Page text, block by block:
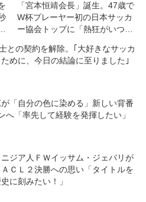
「宮本恒靖会長」誕生。47歳で
W杯プレーヤー初の日本サッカ
ー協会トップに「熱狂がいつも
にすることを目指して」
との契約を解除。｢大好きなサッカ
めに、今日の結論に至りました｣
が「自分の色に染める」新しい背番
へ「率先して経験を発揮したい」
ニジア人ＦＷイッサム・ジェバリが
ＣＬ２決勝への思い「タイトルを
に刻みたい！」